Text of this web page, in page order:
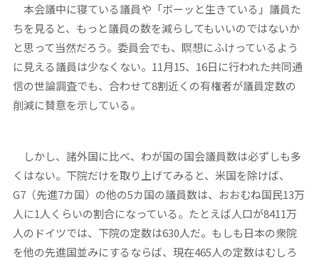
本会議中に寝ている議員や「ボーッと生きている」議員た
ちを見ると、もっと議員の数を減らしてもいいのではないか
と思って当然だろう。委員会でも、瞑想にふけっているよう
に見える議員は少なくない。11月15、16日に行われた共同通
信の世論調査でも、合わせて8割近くの有権者が議員定数の
削減に賛意を示している。
しかし、諸外国に比べ、わが国の国会議員数は必ずしも多
くはない。下院だけを取り上げてみると、米国を除けば、
G7（先進7カ国）の他の5カ国の議員数は、おおむね国民13万
人に1人くらいの割合になっている。たとえば人口が8411万
人のドイツでは、下院の定数は630人だ。もしも日本の衆院
を他の先進国並みにするならば、現在465人の定数はむしろ